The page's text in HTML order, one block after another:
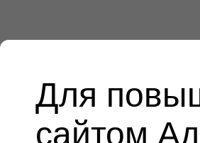
Для
сайтом